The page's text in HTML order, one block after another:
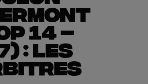
pro14 –
: LES